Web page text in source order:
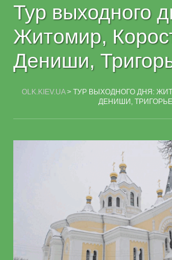
Тур выходного
Житомир,
Дениши,
OLK.KIEV.UA> ТУР ВЫХОДНОГО ДНЯ:
ДЕНИШИ, ТРИГОРЬЕ